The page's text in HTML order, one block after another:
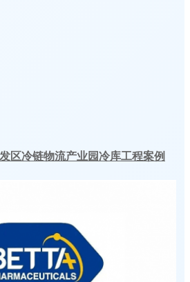
区冷链物流产业园冷库工程案例